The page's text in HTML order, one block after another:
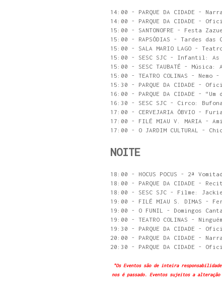
14:00 - PARQUE DA CIDADE -
14:00 - PARQUE DA CIDADE -
15:00 - SANTONOFRE - Festa
15:00 - RAPSÓDIAS - Tardes das
15:00 - SALA MARIO LAGO -
15:00 - SESC SJC - Infantil: As
15:00 - SESC TAUBATÉ - Música:
15:00 - TEATRO COLINAS - Nemo
15:30 - PARQUE DA CIDADE -
16:00 - PARQUE DA CIDADE -
16:30 - SESC SJC - Circo:
17:00 - CERVEJARIA ÓBVIO -
17:00 - FILÉ MIAU V. MARIA -
17:00 - O JARDIM CULTURAL -
NOITE
18:00 - HOCUS POCUS - 2ª
18:00 - PARQUE DA CIDADE -
18:00 - SESC SJC - Filme: Jackie
19:00 - FILÉ MIAU S. DIMAS -
19:00 - O FUNIL - Domingos
19:00 - TEATRO COLINAS -
19:30 - PARQUE DA CIDADE -
20:00 - PARQUE DA CIDADE -
20:30 - PARQUE DA CIDADE -
"Os Eventos são de inteira
nos é passado. Eventos sujeitos a